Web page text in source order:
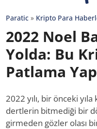
Paratic » Kripto Para
2022 Noel
Yolda: Bu
Patlama
2022 yılı, bir önceki
dertlerin bitmediği bir
girmeden gözler olası